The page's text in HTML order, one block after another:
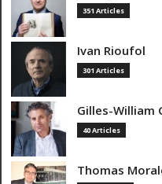
351 Articles
Ivan Rioufol
301 Articles
Gilles-William
40 Articles
Thomas